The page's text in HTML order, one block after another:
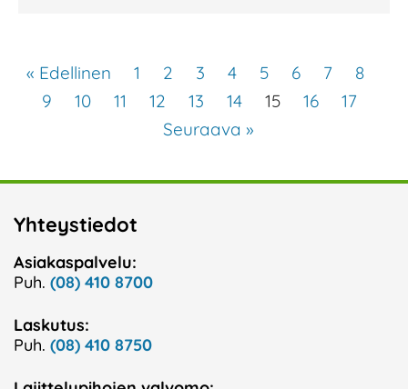
« Edellinen 1 2 3 4 5 6 7
8
9
10 11 12 13 14 15 16
17
Seuraava »
Yhteystiedot
Asiakaspalvelu:
Puh. (08) 410 8700
Laskutus:
Puh. (08) 410 8750